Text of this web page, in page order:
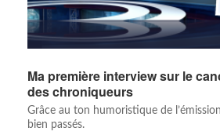
Ma première interview sur le
des chroniqueurs
Grâce au ton humoristique de
bien passés.